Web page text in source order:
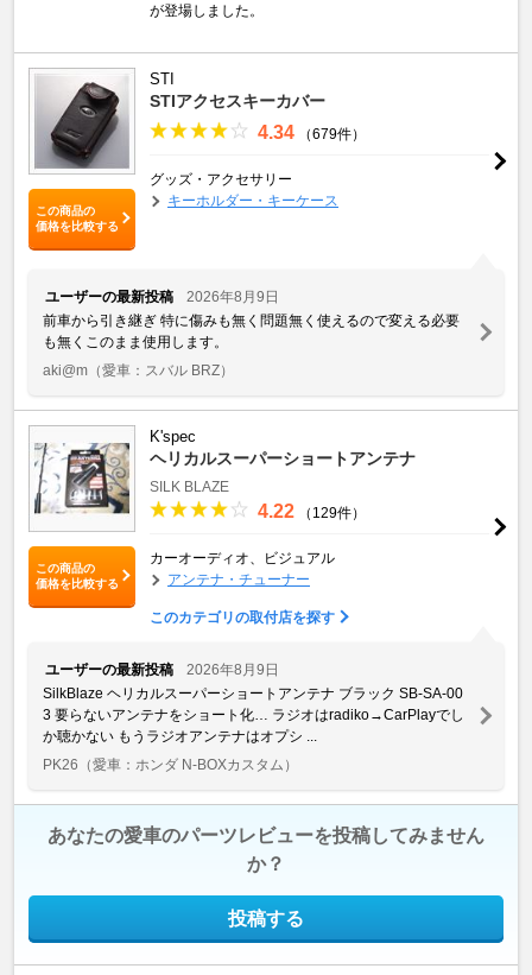
が登場しました。
この商品の
価格を比較する
STI
STIアクセスキーカバー
4.34 （679件）
グッズ・アクセサリー
キーホルダー・キーケース
ユーザーの最新投稿
2026年8月9日
前車から引き継ぎ 特に傷みも無く問題無く使えるので変える必要
も無くこのまま使用します。
aki@m （愛車：スバル BRZ）
この商品の
価格を比較する
K'spec
ヘリカルスーパーショートアンテナ
SILK BLAZE
4.22 （129件）
カーオーディオ、ビジュアル
アンテナ・チューナー
このカテゴリの取付店を探す
ユーザーの最新投稿
2026年8月9日
SilkBlaze ヘリカルスーパーショートアンテナ ブラック SB-SA-00
3 要らないアンテナをショート化… ラジオはradiko→CarPlayでし
か聴かない もうラジオアンテナはオプシ ...
PK26 （愛車：ホンダ N-BOXカスタム）
あなたの愛車のパーツレビューを投稿してみません
か？
投稿する